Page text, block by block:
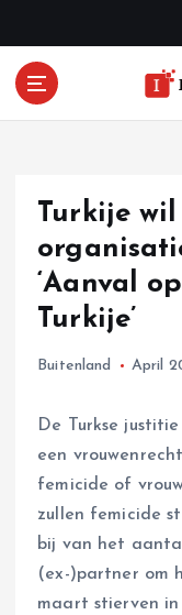
Turkije
‘Aanval
Turkije’
Buitenland April
De Turkse
een
femicide of
zullen femicide
bij van het
(ex-)partner om
maart stierven in